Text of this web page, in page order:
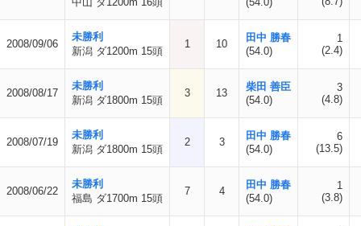
2008/09/06
未勝利
新潟 ダ1200m 15頭
1 10
田中 勝春
(54.0)
1
(2.4)
2008/08/17
未勝利
新潟 ダ1800m 15頭
3 13
柴田 善臣
(54.0)
3
(4.8)
2008/07/19
未勝利
新潟 ダ1800m 15頭
2 3
田中 勝春
(54.0)
6
(13.5)
2008/06/22
未勝利
福島 ダ1700m 15頭
7 4
田中 勝春
(54.0)
1
(3.8)